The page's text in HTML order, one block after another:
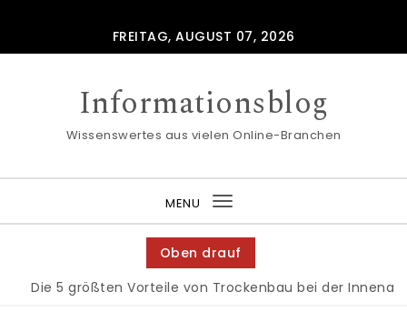
FREITAG, AUGUST 07, 2026
Informationsblog
Wissenswertes aus vielen Online-Branchen
MENU
Toggle
navigation
Oben drauf
größten Vorteile von Trockenbau bei der Innenausstattung